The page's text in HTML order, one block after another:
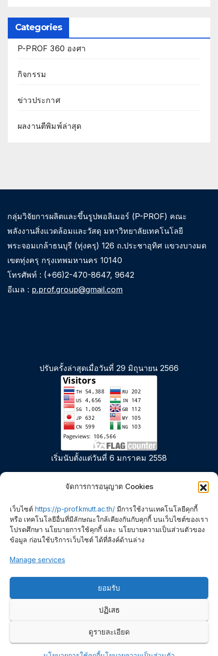
จัดการการอนุญาต Cookies
เว็บไซต์ https://p-prof.kmutt.ac.th/ มีการใช้งานเทคโนโลยีคุกกี้
หรือ เทคโนโลยีอื่นที่มีลักษณะใกล้เคียงกันกับคุกกี้ บนเว็บไซต์ของเรา
โปรดศึกษา นโยบายการใช้คุกกี้ และ นโยบายความเป็นส่วนตัวของ
ข้อมูล ก่อนใช้บริการเว็บไซต์ ได้ที่ลิงค์ด้านล่าง
Manage services
ยอมรับ
ปฏิเสธ
ดูรายละเอียด
Categories
P-PROF 360 องศา
กิจกรรม
ข่าวประกาศ
ผลงานตีพิมพ์ล่าสุด
กลุ่มวิจัยการผลิตและขึ้นรูปพอลิเมอร์ (P-PROF) คณะ
พลังงานสิ่งแวดล้อมและวัสดุ มหาวิทยาลัยเทคโนโลยี
พระจอมเกล้าธนบุรี (ทุ่งครุ) 126 ถ.ประชาอุทิศ แขวงบางมด
เขตทุ่งครุ กรุงเทพมหานคร 10140
โทรศัพท์ : (+66)2-470-8647, 9642
อีเมล : p.prof.group@gmail.com
ปรับครั้งล่าสุดเมื่อวันที่ 29 มิถุนายน 2566
เริ่มนับตั้งแต่วันที่ 6 มกราคม 2558
Polymer PROcessing and
Flow (P-PROF) Research
Group
Proudly powered by WordPress| Newsup by